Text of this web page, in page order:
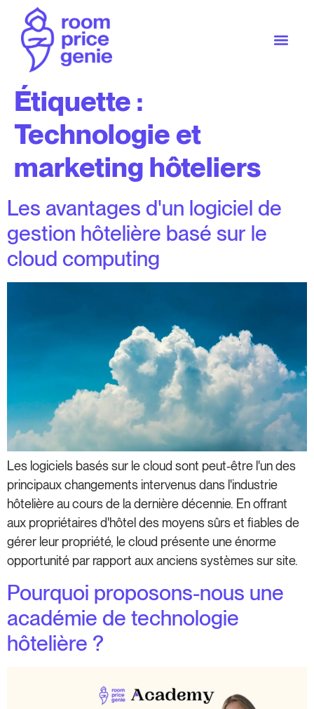
Étiquette :
Technologie et
marketing hôteliers
Les avantages d'un logiciel de
gestion hôtelière basé sur le
cloud computing
Les logiciels basés sur le cloud sont peut-être l'un des
principaux changements intervenus dans l'industrie
hôtelière au cours de la dernière décennie. En offrant
aux propriétaires d'hôtel des moyens sûrs et fiables de
gérer leur propriété, le cloud présente une énorme
opportunité par rapport aux anciens systèmes sur site.
Pourquoi proposons-nous une
académie de technologie
hôtelière ?